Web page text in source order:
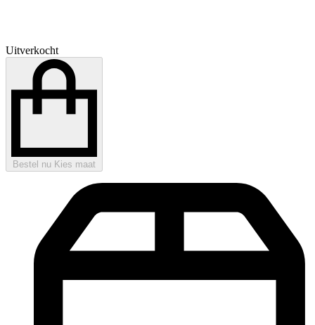
Uitverkocht
Bestel nu Kies maat